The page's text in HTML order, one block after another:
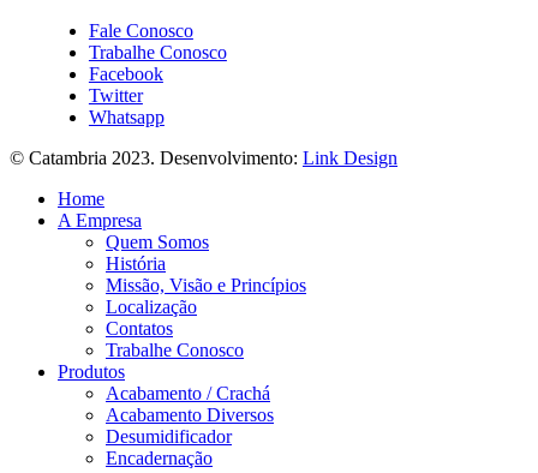
Fale Conosco
Trabalhe Conosco
Facebook
Twitter
Whatsapp
© Catambria 2023. Desenvolvimento: Link Design
Home
A Empresa
Quem Somos
História
Missão, Visão e Princípios
Localização
Contatos
Trabalhe Conosco
Produtos
Acabamento / Crachá
Acabamento Diversos
Desumidificador
Encadernação